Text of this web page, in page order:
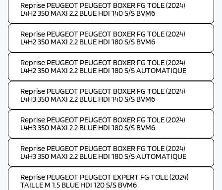
Reprise PEUGEOT PEUGEOT BOXER FG TOLE (2024)
L4H2 350 MAXI 2.2 BLUE HDI 140 S/S BVM6
Reprise PEUGEOT PEUGEOT BOXER FG TOLE (2024)
L4H2 350 MAXI 2.2 BLUE HDI 180 S/S BVM6
Reprise PEUGEOT PEUGEOT BOXER FG TOLE (2024)
L4H2 350 MAXI 2.2 BLUE HDI 180 S/S AUTOMATIQUE
Reprise PEUGEOT PEUGEOT BOXER FG TOLE (2024)
L4H3 350 MAXI 2.2 BLUE HDI 140 S/S BVM6
Reprise PEUGEOT PEUGEOT BOXER FG TOLE (2024)
L4H3 350 MAXI 2.2 BLUE HDI 180 S/S BVM6
Reprise PEUGEOT PEUGEOT BOXER FG TOLE (2024)
L4H3 350 MAXI 2.2 BLUE HDI 180 S/S AUTOMATIQUE
Reprise PEUGEOT PEUGEOT EXPERT FG TOLE (2024)
TAILLE M 1.5 BLUE HDI 120 S/S BVM6